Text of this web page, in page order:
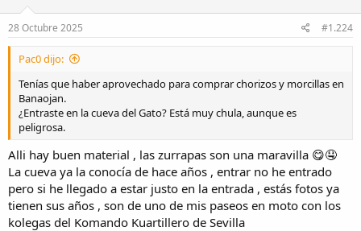
n
s
28 Octubre 2025 #1.224
Pac0 dijo:
Tenías que haber aprovechado para comprar chorizos y morcillas en
Banaojan.
¿Entraste en la cueva del Gato? Está muy chula, aunque es
peligrosa.
Alli hay buen material , las zurrapas son una maravilla 😋🤤
La cueva ya la conocía de hace años , entrar no he entrado
pero si he llegado a estar justo en la entrada , estás fotos ya
tienen sus años , son de uno de mis paseos en moto con los
kolegas del Komando Kuartillero de Sevilla